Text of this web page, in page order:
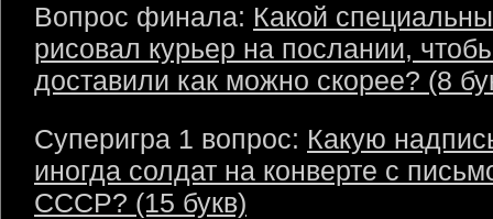
Вопрос финала: Какой
рисовал курьер на послании,
доставили как можно скорее? (8
Суперигра 1 вопрос: Какую
иногда солдат на конверте с
СССР? (15 букв)